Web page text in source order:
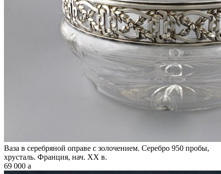
Ваза в серебряной оправе с золочением. Серебро 950 пробы,
хрусталь. Франция, нач. XX в.
69 000 a